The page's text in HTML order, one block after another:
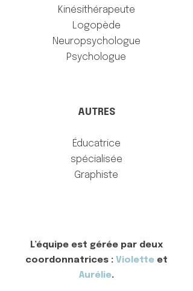
Kinésithérapeute
Logopède
Neuropsychologue
Psychologue
AUTRES
Éducatrice
spécialisée
Graphiste
​​​L’équipe est gérée par deux
coordonnatrices : Violette et
Aurélie.